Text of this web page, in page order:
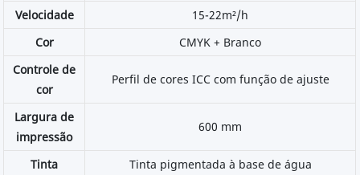
Velocidade
15-22m²/h
Cor
CMYK + Branco
Controle de
cor
Perfil de cores ICC com função de ajuste
Largura de
impressão
600 mm
Tinta
Tinta pigmentada à base de água